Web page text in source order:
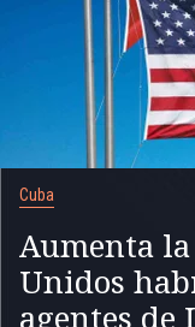
Cuba
Aumenta
Unidos
agentes de